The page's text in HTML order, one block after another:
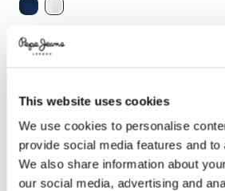
This website uses cookies
We use cookies to personalise
provide social media features and
We also share information about
our social media, advertising and
GRÖßE AUSWÄHLEN:
29 30 31
34
LÄNGE AUSWÄHLEN: